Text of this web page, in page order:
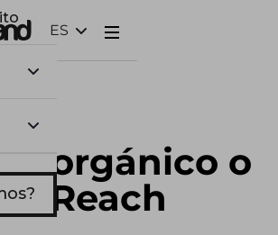
ES
orgánico o
Reach